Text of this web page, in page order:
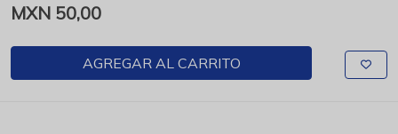
MXN 50,00
AGREGAR AL CARRITO